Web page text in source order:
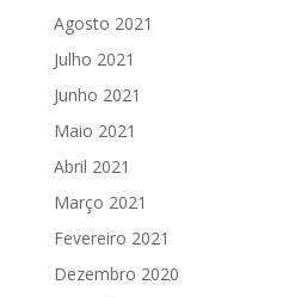
Agosto 2021
Julho 2021
Junho 2021
Maio 2021
Abril 2021
Março 2021
Fevereiro 2021
Dezembro 2020